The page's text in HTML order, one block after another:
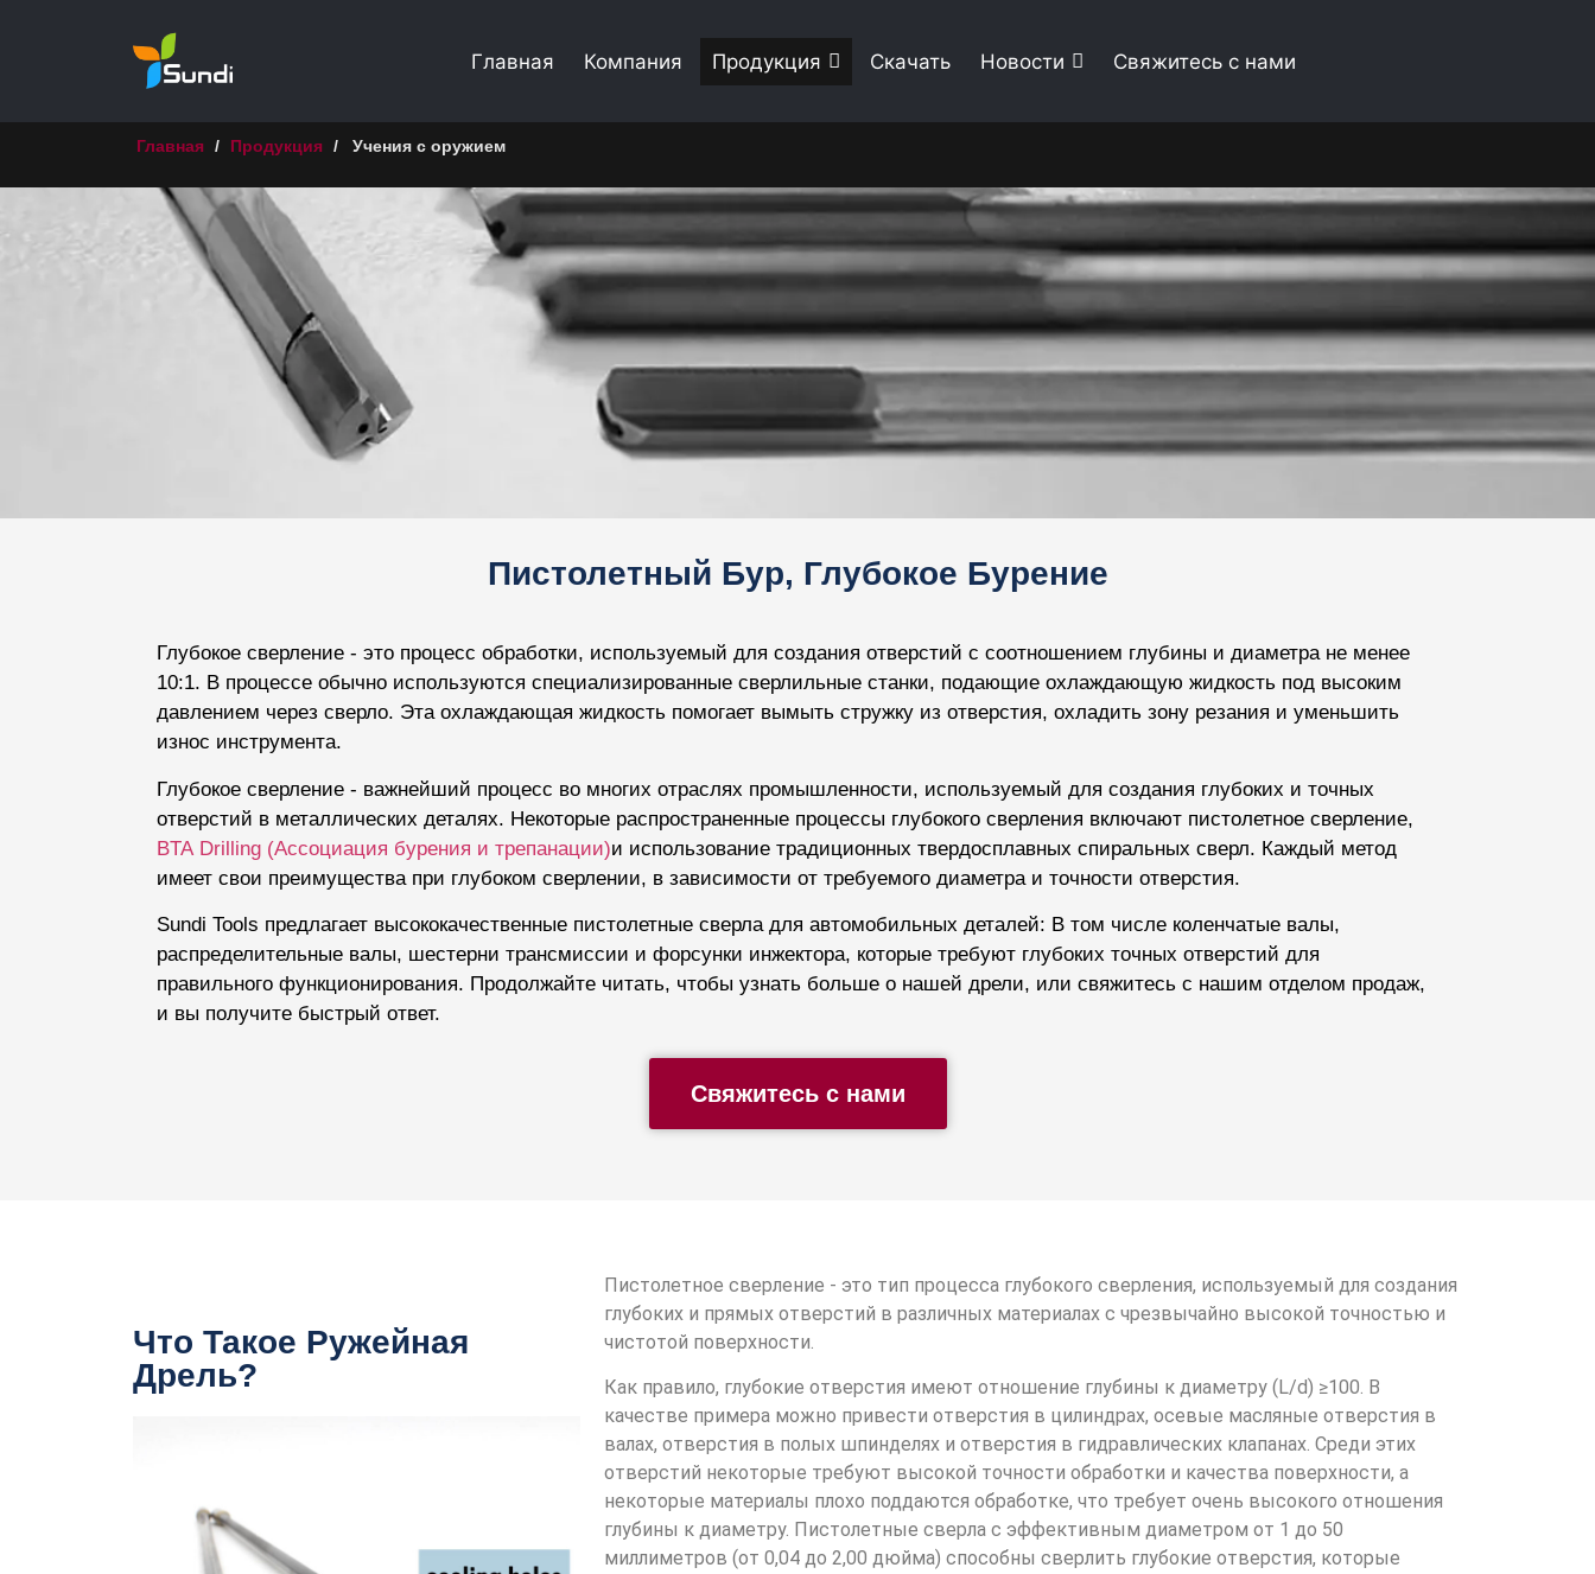
Главная Компания Продукция Скачать Новости Свяжитесь с нами
Главная / Продукция / Учения с оружием
Пистолетный Бур, Глубокое Бурение
Глубокое сверление - это процесс обработки, используемый для создания отверстий с соотношением глубины и диаметра не менее
10:1. В процессе обычно используются специализированные сверлильные станки, подающие охлаждающую жидкость под высоким
давлением через сверло. Эта охлаждающая жидкость помогает вымыть стружку из отверстия, охладить зону резания и уменьшить
износ инструмента.
Глубокое сверление - важнейший процесс во многих отраслях промышленности, используемый для создания глубоких и точных
отверстий в металлических деталях. Некоторые распространенные процессы глубокого сверления включают пистолетное сверление,
BTA Drilling (Ассоциация бурения и трепанации)и использование традиционных твердосплавных спиральных сверл. Каждый метод
имеет свои преимущества при глубоком сверлении, в зависимости от требуемого диаметра и точности отверстия.
Sundi Tools предлагает высококачественные пистолетные сверла для автомобильных деталей: В том числе коленчатые валы,
распределительные валы, шестерни трансмиссии и форсунки инжектора, которые требуют глубоких точных отверстий для
правильного функционирования. Продолжайте читать, чтобы узнать больше о нашей дрели, или свяжитесь с нашим отделом продаж,
и вы получите быстрый ответ.
Свяжитесь с нами
Что Такое Ружейная
Дрель?
Пистолетное сверление - это тип процесса глубокого сверления, используемый для создания
глубоких и прямых отверстий в различных материалах с чрезвычайно высокой точностью и
чистотой поверхности.
Как правило, глубокие отверстия имеют отношение глубины к диаметру (L/d) ≥100. В
качестве примера можно привести отверстия в цилиндрах, осевые масляные отверстия в
валах, отверстия в полых шпинделях и отверстия в гидравлических клапанах. Среди этих
отверстий некоторые требуют высокой точности обработки и качества поверхности, а
некоторые материалы плохо поддаются обработке, что требует очень высокого отношения
глубины к диаметру. Пистолетные сверла с эффективным диаметром от 1 до 50
миллиметров (от 0,04 до 2,00 дюйма) способны сверлить глубокие отверстия, которые